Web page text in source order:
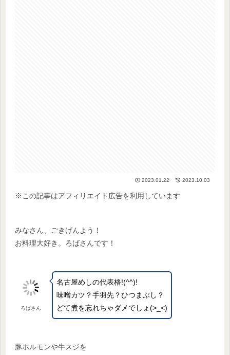
2023.01.22 2023.10.03
※この記事はアフィリエイト広告を利用しています
みなさん、ごきげんよう！
お料理大好き。ろばさんです！
ろばさん
名古屋めしの代表格!(^^)!
味噌カツ？手羽先？ひつまぶし？
どて煮を忘れちゃダメでしょ(>_<)
豚ホルモンや牛スジを